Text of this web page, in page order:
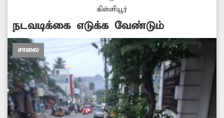
கிள்ளியூர்
நடவடிக்கை எடுக்க வேண்டும்
சாலை